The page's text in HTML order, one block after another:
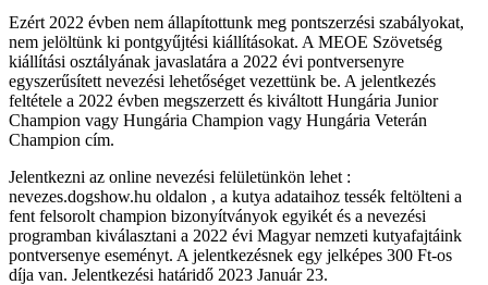
Ezért 2022 évben nem állapítottunk meg pontszerzési szabályokat,
nem jelöltünk ki pontgyűjtési kiállításokat. A MEOE Szövetség
kiállítási osztályának javaslatára a 2022 évi pontversenyre
egyszerűsített nevezési lehetőséget vezettünk be. A jelentkezés
feltétele a 2022 évben megszerzett és kiváltott Hungária Junior
Champion vagy Hungária Champion vagy Hungária Veterán
Champion cím.
Jelentkezni az online nevezési felületünkön lehet :
nevezes.dogshow.hu oldalon , a kutya adataihoz tessék feltölteni a
fent felsorolt champion bizonyítványok egyikét és a nevezési
programban kiválasztani a 2022 évi Magyar nemzeti kutyafajtáink
pontversenye eseményt. A jelentkezésnek egy jelképes 300 Ft-os
díja van. Jelentkezési határidő 2023 Január 23.